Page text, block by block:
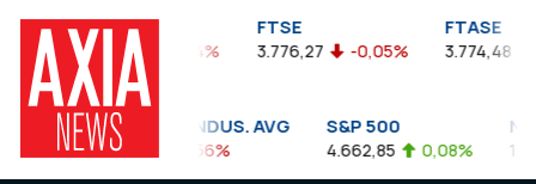
FTSEA
899,47 -0,04%
FTSE
3.776,27 -0,05%
FTASE
3.774,48
DOW JONES INDUS. AVG
35.911,81 -0,56%
S&P 500
4.662,85 0,08%